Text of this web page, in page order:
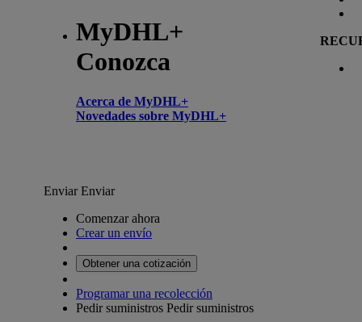
MyDHL+
Conozca
Acerca de MyDHL+
Novedades sobre MyDHL+
EnviarEnviar
Comenzar ahora
Crear un envío
Obtener una cotización
Programar una recolección
Pedir suministros Pedir suministros